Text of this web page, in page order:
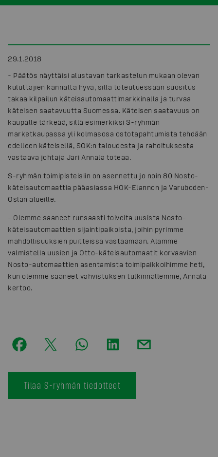
29.1.2018
- Päätös näyttäisi alustavan tarkastelun mukaan olevan
kuluttajien kannalta hyvä, sillä toteutuessaan suositus
takaa kilpailun käteisautomaattimarkkinalla ja turvaa
käteisen saatavuutta Suomessa. Käteisen saatavuus on
kaupalle tärkeää, sillä esimerkiksi S-ryhmän
marketkaupassa yli kolmasosa ostotapahtumista tehdään
edelleen käteisellä, SOK:n taloudesta ja rahoituksesta
vastaava johtaja Jari Annala toteaa.
S-ryhmän toimipisteisiin on asennettu jo noin 80 Nosto-
käteisautomaattia pääasiassa HOK-Elannon ja Varuboden-
Oslan alueille.
- Olemme saaneet runsaasti toiveita uusista Nosto-
käteisautomaattien sijaintipaikoista, joihin pyrimme
mahdollisuuksien puitteissa vastaamaan. Alamme
valmistella uusien ja Otto-käteisautomaatit korvaavien
Nosto-automaattien asentamista toimipaikkoihimme heti,
kun olemme saaneet vahvistuksen tulkinnallemme, Annala
kertoo.
Tilaa S-ryhmän tiedotteet